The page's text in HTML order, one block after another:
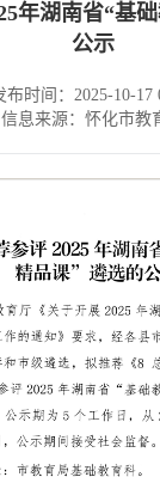
年湖南省“基
公示
布时间：2025-10-17
信息来源：怀化市教